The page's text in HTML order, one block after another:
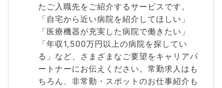
たご入職先をご紹介するサービスです。
「自宅から近い病院を紹介してほしい」
「医療機器が充実した病院で働きたい」
「年収1,500万円以上の病院を探してい
る」など、さまざまなご要望をキャリアパ
ートナーにお伝えください。常勤求人はも
ちろん、非常勤・スポットのお仕事紹介も